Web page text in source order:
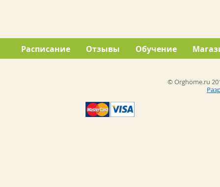
Расписание Отзывы Обучение
© Orghome.ru